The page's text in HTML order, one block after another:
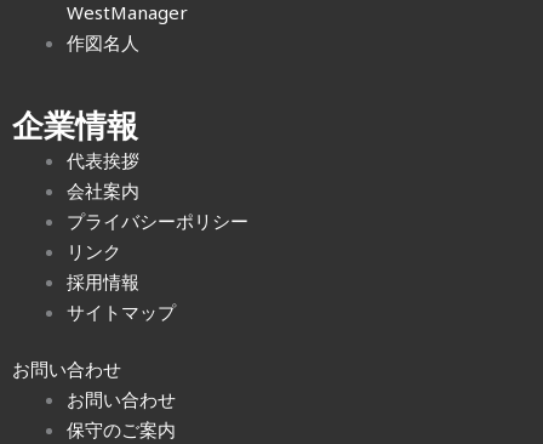
WestManager
作図名人
企業情報
代表挨拶
会社案内
プライバシーポリシー
リンク
採用情報
サイトマップ
お問い合わせ
お問い合わせ
保守のご案内